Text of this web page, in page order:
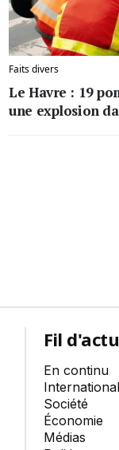
Faits divers
Le Havre : 19
une explosion
Fil
En continu
International
Société
Économie
Médias